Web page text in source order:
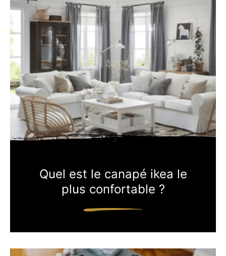
Quel est le canapé ikea le
plus confortable ?